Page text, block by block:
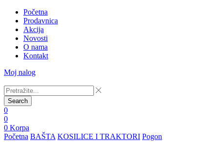
Početna
Prodavnica
Akcija
Novosti
O nama
Kontakt
Moj nalog
Search
0
0
0 Korpa
Početna BAŠTA KOSILICE I TRAKTORI Pogon